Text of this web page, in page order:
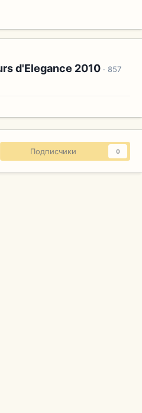
d'Elegance 2010 · 857
Подписчики 0